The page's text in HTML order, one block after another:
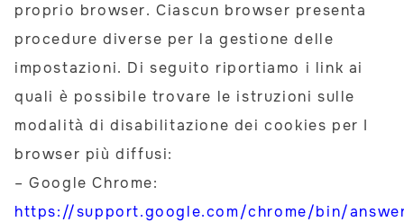
proprio browser. Ciascun browser presenta
procedure diverse per la gestione delle
impostazioni. Di seguito riportiamo i link ai
quali è possibile trovare le istruzioni sulle
modalità di disabilitazione dei cookies per I
browser più diffusi:
– Google Chrome:
https://support.google.com/chrome/bin/